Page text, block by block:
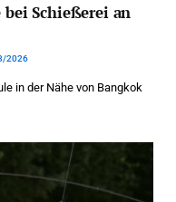
Schießerei an
2026
in der Nähe von Bangkok